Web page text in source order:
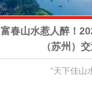
富春山水惹人醉！
（苏州）
“天下佳山